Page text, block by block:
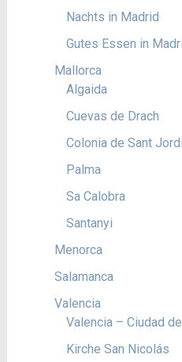
Nachts in Madrid
Gutes Essen in
Mallorca
Algaida
Cuevas de Drach
Colonia de Sant Jordi
Palma
Sa Calobra
Santanyi
Menorca
Salamanca
Valencia
Valencia – Ciudad
Kirche San Nicolás